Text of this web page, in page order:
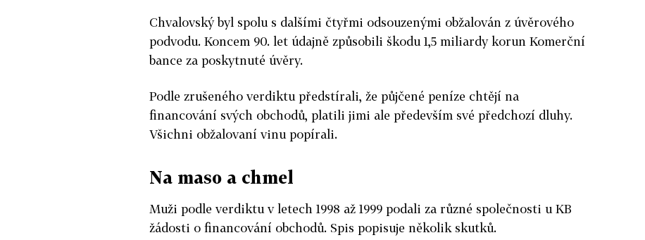
Chvalovský byl spolu s dalšími čtyřmi odsouzenými obžalován z úvěrového
podvodu. Koncem 90. let údajně způsobili škodu 1,5 miliardy korun Komerční
bance za poskytnuté úvěry.
Podle zrušeného verdiktu předstírali, že půjčené peníze chtějí na
financování svých obchodů, platili jimi ale především své předchozí dluhy.
Všichni obžalovaní vinu popírali.
Na maso a chmel
Muži podle verdiktu v letech 1998 až 1999 podali za různé společnosti u KB
žádosti o financování obchodů. Spis popisuje několik skutků.